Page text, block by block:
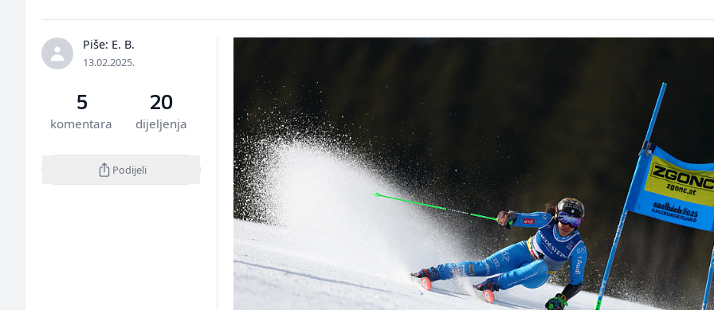
Piše: E. B.
13.02.2025.
5
komentara
20
dijeljenja
Podijeli